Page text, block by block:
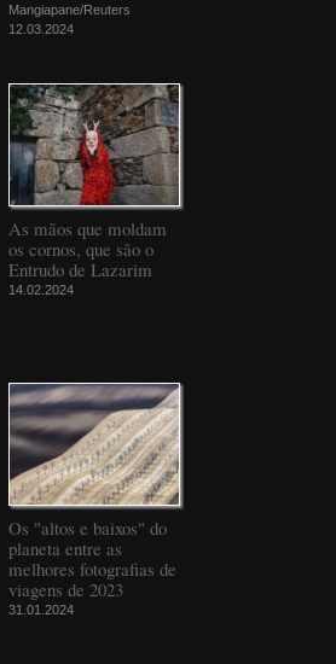
Mangiapane/Reuters
12.03.2024
As mãos que moldam
os cornos, que são o
Entrudo de Lazarim
14.02.2024
Os "altos e baixos" do
planeta entre as
melhores fotografias de
viagens de 2023
31.01.2024